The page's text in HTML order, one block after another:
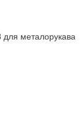
для металорукава